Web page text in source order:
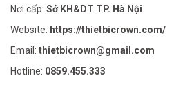
Nơi cấp: Sở KH&DT TP. Hà Nội
Website: https://thietbicrown.com/
Email: thietbicrown@gmail.com
Hotline: 0859.455.333